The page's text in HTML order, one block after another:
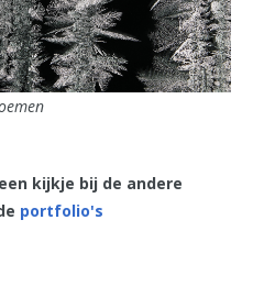
kijkje bij de andere
portfolio's